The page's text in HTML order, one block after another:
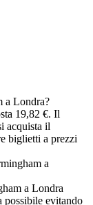
a Londra?
19,82 €. Il
acquista il
biglietti a prezzi
a
a Londra
possibile evitando